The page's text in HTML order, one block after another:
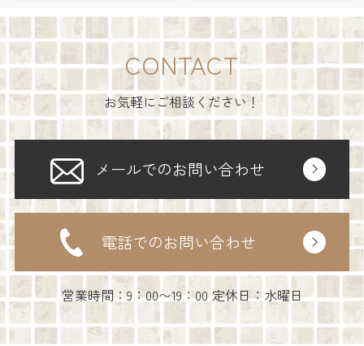
CONTACT
お気軽にご相談ください！
メールでのお問い合わせ
電話でのお問い合わせ
営業時間：9：00〜19：00 定休日：水曜日